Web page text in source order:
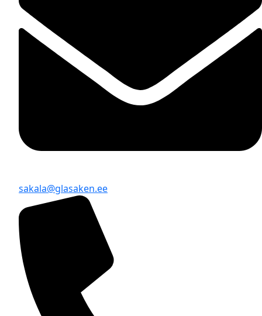
sakala@glasaken.ee